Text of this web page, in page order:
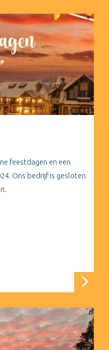
feestdagen en een
Ons bedrijf is gesloten